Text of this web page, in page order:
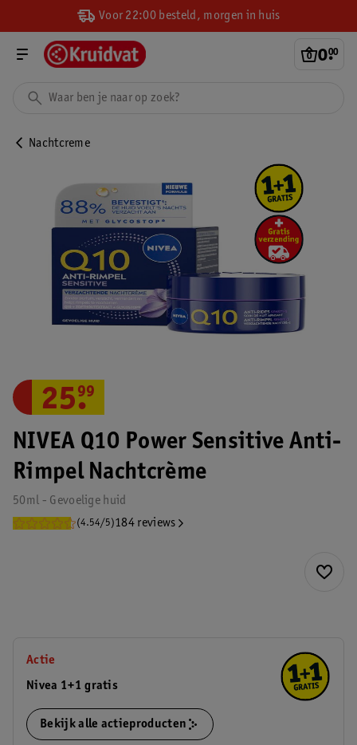
Voor 22:00 besteld, morgen in huis
0.
00
Nachtcreme
NIVEA Q10 Power Sensitive Anti-
Rimpel Nachtcrème
50ml - Gevoelige huid
(4.54/5)184 reviews
25.
99
Actie
Nivea 1+1 gratis
Bekijk alle actieproducten